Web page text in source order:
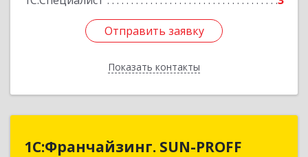
Отправить заявку
Показать контакты
Отправить заявку
Назад
1С:Франчайзинг. SUN-PROFF
1С:Франчайзинг. SUN-PROFF